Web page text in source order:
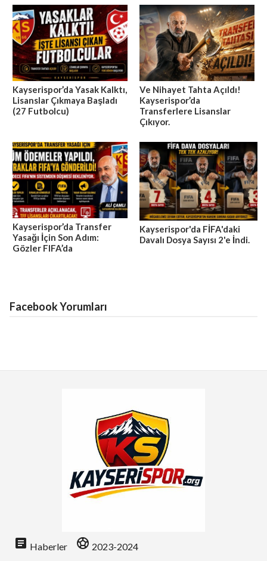
Kayserispor’da Yasak Kalktı,
Lisanslar Çıkmaya Başladı
(27 Futbolcu)
Ve Nihayet Tahta Açıldı!
Kayserispor’da
Transferlere Lisanslar
Çıkıyor.
Kayserispor’da Transfer
Yasağı İçin Son Adım:
Gözler FIFA’da
Kayserispor'da FİFA'daki
Davalı Dosya Sayısı 2'e İndi.
Facebook Yorumları
article Haberler sports_soccer 2023-2024